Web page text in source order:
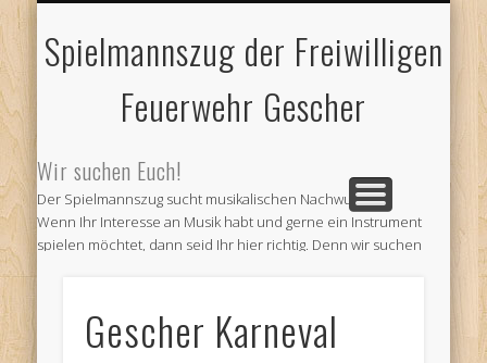
Spielmannszug der Freiwilligen
Feuerwehr Gescher
Wir suchen Euch!
Der Spielmannszug sucht musikalischen Nachwuchs!
Wenn Ihr Interesse an Musik habt und gerne ein Instrument
spielen möchtet, dann seid Ihr hier richtig. Denn wir suchen
Wir proben jeden ersten und dritten Montag im Monat ab 19
Uhr im Feuerwehr Gerätehaus am Venneweg in Gescher.
Gescher Karneval